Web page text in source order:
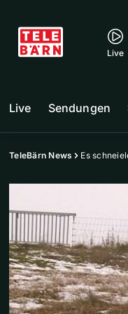
Live
Live Sendungen
TeleBärn News Es